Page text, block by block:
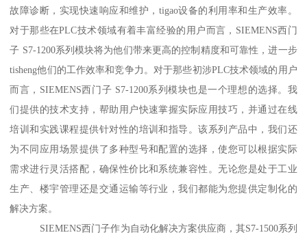
故障诊断，实现快速响应和维护，tigao设备的利用率和生产效率。
对于那些在PLC技术领域有着丰富经验的用户而言，SIEMENS西门
子 S7-1200系列模块将为他们带来更高的控制精度和可靠性，进一步
tisheng他们的工作效率和竞争力。对于那些初涉PLC技术领域的用户
而言，SIEMENS西门子 S7-1200系列模块也是一个理想的选择。我
们提供的技术支持，帮助用户快速掌握实际应用技巧，并通过在线
培训和实践课程提供针对性的培训和指导。该系列产品中，我们还
为不同应用场景提供了多种型号和配置的选择，使您可以根据实际
需求进行灵活搭配，确保性价比和系统兼容性。无论您是处于工业
生产、楼宇管理还是交通运输等行业，我们都能为您提供定制化的
解决方案。
SIEMENS西门子作为自动化解决方案供应商，其S7-1500系列